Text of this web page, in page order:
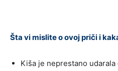
Šta vi mislite o ovoj priči i
Kiša je neprestano